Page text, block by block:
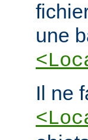
une
Il ne